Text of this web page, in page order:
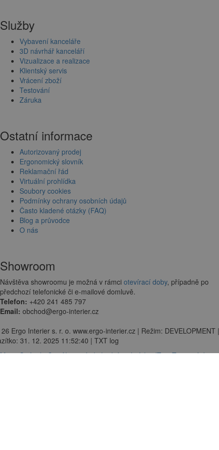
Služby
Vybavení kanceláře
3D návrhář kanceláří
Vizualizace a realizace
Klientský servis
Vrácení zboží
Testování
Záruka
Ostatní informace
Autorizovaný prodej
Ergonomický slovník
Reklamační řád
Virtuální prohlídka
Soubory cookies
Podmínky ochrany osobních údajů
Často kladené otázky (FAQ)
Blog a průvodce
O nás
Showroom
Návštěva showroomu je možná v rámci otevírací doby, případně po
předchozí telefonické či e-mailové domluvě.
Telefon: +420 241 485 797
Email: obchod@ergo-interier.cz
Ergo Interier s. r. o. www.ergo-interier.cz | Režim: DEVELOPMENT |
31. 12. 2025 11:52:40 | TXT log
Mapa Stránek Certifikované obchodní podmínky dTest Tato stránka